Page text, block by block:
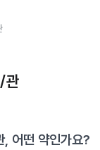
관
, 어떤 약인가요?